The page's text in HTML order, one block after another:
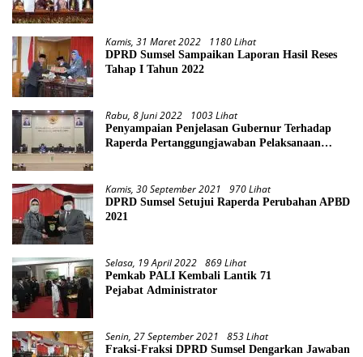
Kamis, 31 Maret 2022 1180 Lihat
DPRD Sumsel Sampaikan Laporan Hasil Reses
Tahap I Tahun 2022
Rabu, 8 Juni 2022 1003 Lihat
Penyampaian Penjelasan Gubernur Terhadap
Raperda Pertanggungjawaban Pelaksanaan
Kamis, 30 September 2021 970 Lihat
DPRD Sumsel Setujui Raperda Perubahan APBD
2021
Selasa, 19 April 2022 869 Lihat
Pemkab PALI Kembali Lantik 71
Pejabat Administrator
Senin, 27 September 2021 853 Lihat
Fraksi-Fraksi DPRD Sumsel Dengarkan Jawaban